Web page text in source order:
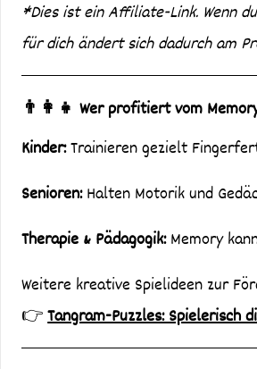
*Dies ist ein Affiliate-Link. Wenn
für dich ändert sich dadurch am
👨‍👩‍👧 Wer profitiert vom
Kinder:Trainieren gezielt
Senioren:Halten Motorik und
Therapie & Pädagogik:Memory
Weitere kreative Spielideen zur
👉Tangram-Puzzles: Spielerisch